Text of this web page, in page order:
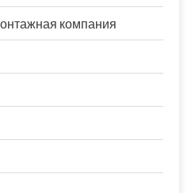
компания